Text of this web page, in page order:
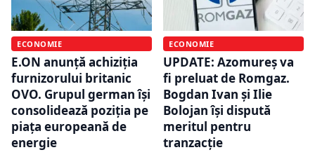
ECONOMIE
E.ON anunță achiziția
furnizorului britanic
OVO. Grupul german își
consolidează poziția pe
piața europeană de
energie
ECONOMIE
UPDATE: Azomureș va
fi preluat de Romgaz.
Bogdan Ivan și Ilie
Bolojan își dispută
meritul pentru
tranzacție